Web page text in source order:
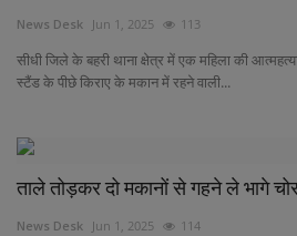
News Desk Jun 1, 2025 113
सीधी जिले के बहरी थाना क्षेत्र में एक महिला की
स्टैंड के पीछे किराए के मकान में रहने वाली...
ताले तोड़कर दो मकानों से गहने ले भागे
News Desk Jun 1, 2025 114